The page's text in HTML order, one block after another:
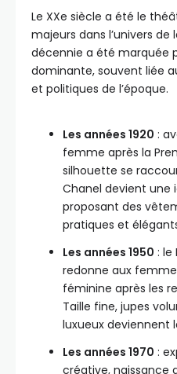
Le XXe siècle a été le
majeurs dans l’univers de
décennie a été marquée
dominante, souvent liée
et politiques de l’époque.
Les années 1920 :
femme après la
silhouette se
Chanel devient une
proposant des
pratiques et
Les années 1950 : le
redonne aux
féminine après les
Taille fine, jupes
luxueux deviennent
Les années 1970 :
créative, naissance